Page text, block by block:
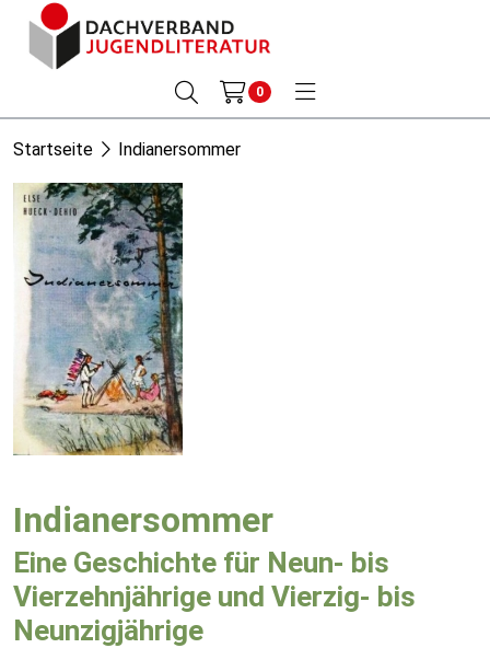
0
Startseite Indianersommer
Indianersommer
Eine Geschichte für Neun- bis
Vierzehnjährige und Vierzig- bis
Neunzigjährige